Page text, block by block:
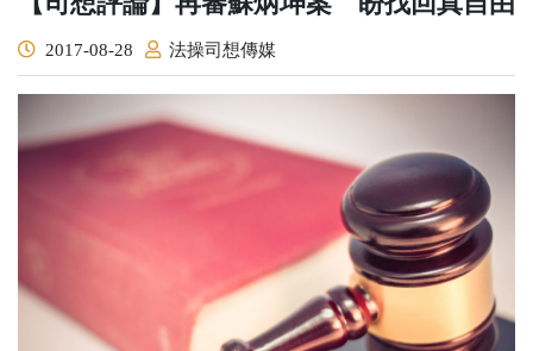
2017-08-28 法操司想傳媒